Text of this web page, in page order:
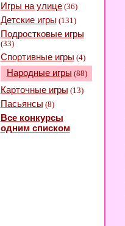
Игры на улице(36)
Детские игры (131)
Подростковые игры
(33)
Спортивные игры (4)
Народные игры (88)
Карточные игры (13)
Пасьянсы (8)
Все конкурсы
одним списком